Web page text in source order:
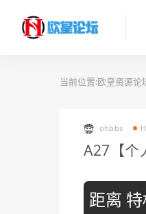
当前位置:欧皇资源论
ohbbs
A27【个
距离